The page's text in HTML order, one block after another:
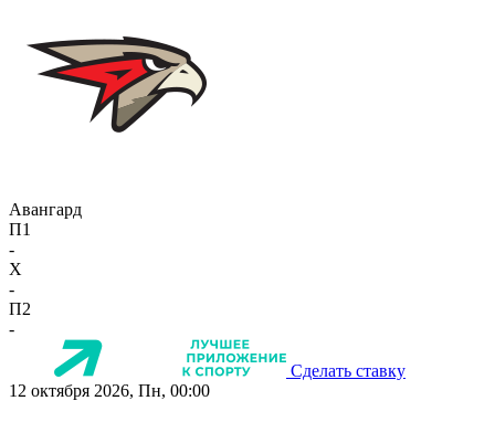
Авангард
П1
-
X
-
П2
-
Сделать ставку
12 октября 2026, Пн, 00:00